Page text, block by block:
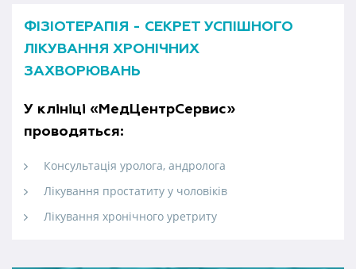
ФІЗІОТЕРАПІЯ - СЕКРЕТ УСПІШНОГО
ЛІКУВАННЯ ХРОНІЧНИХ
ЗАХВОРЮВАНЬ
У клініці «МедЦентрСервис»
проводяться:
Консультація уролога, андролога
Лікування простатиту у чоловіків
Лікування хронічного уретриту